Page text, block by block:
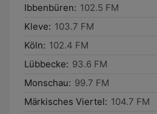
Ibbenbüren: 102.5 FM
Kleve: 103.7 FM
Köln: 102.4 FM
Lübbecke: 93.6 FM
Monschau: 99.7 FM
Märkisches Viertel: 104.7 FM